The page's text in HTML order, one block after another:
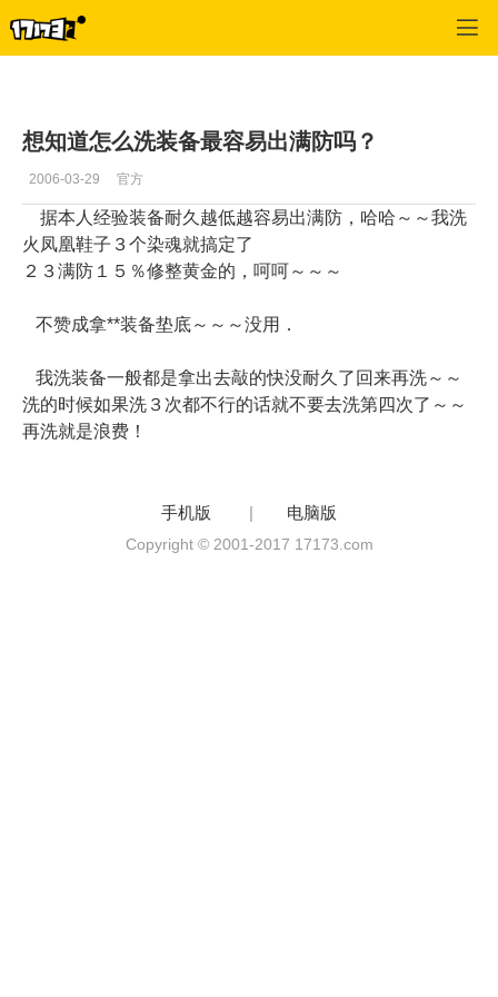
想知道怎么洗装备最容易出满防吗？
2006-03-29 官方
据本人经验装备耐久越低越容易出满防，哈哈～～我洗
火凤凰鞋子３个染魂就搞定了
２３满防１５％修整黄金的，呵呵～～～
不赞成拿**装备垫底～～～没用．
我洗装备一般都是拿出去敲的快没耐久了回来再洗～～
洗的时候如果洗３次都不行的话就不要去洗第四次了～～
再洗就是浪费！
手机版 | 电脑版
Copyright © 2001-2017 17173.com